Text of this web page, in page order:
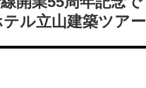
ル立山建築ツア